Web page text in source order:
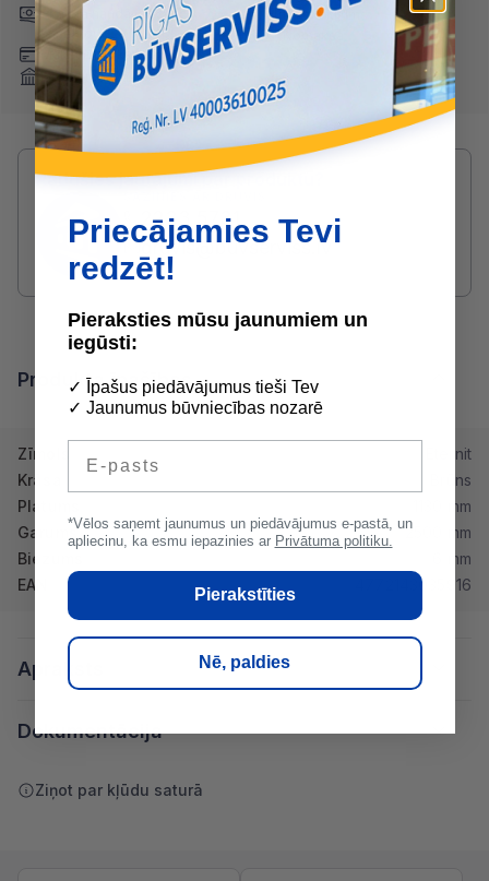
Skaidrā naudā
(arī preci
saņemot)
Maksājumu kartes
Internetbankas
Pārskaitījums
Radušies jautājumi par produktu?
2233 5731
druvis@buvserviss.lv
Produkta īpašības
Zīmols
Eternit
Krāsa
Brūns
Platums
1130 mm
Garums
2500 mm
Biezums
6 mm
EAN
4772143035916
Apraksts
Dokumentācija
Ziņot par kļūdu saturā
Priecājamies Tevi
redzēt!
Pieraksties mūsu jaunumiem un
iegūsti:
✓ Īpašus piedāvājumus tieši Tev
✓ Jaunumus būvniecības nozarē
*Vēlos saņemt jaunumus un piedāvājumus e-pastā, un
apliecinu, ka esmu iepazinies ar Privātuma politiku.
Pierakstīties
Nē, paldies